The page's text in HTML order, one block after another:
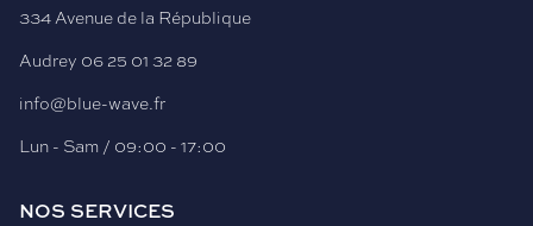
334 Avenue de la République
Audrey 06 25 01 32 89
info@blue-wave.fr
Lun - Sam / 09:00 - 17:00
NOS SERVICES